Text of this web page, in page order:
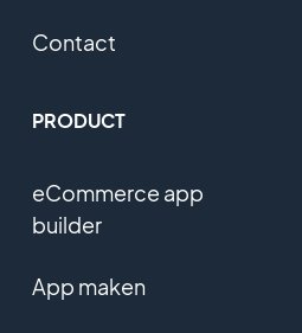
Contact
PRODUCT
eCommerce app
builder
App maken